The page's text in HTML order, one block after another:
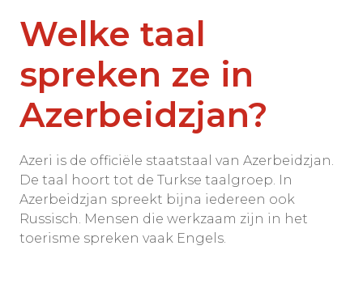
Welke taal
spreken ze in
Azerbeidzjan?
Azeri is de officiële staatstaal van Azerbeidzjan.
De taal hoort tot de Turkse taalgroep. In
Azerbeidzjan spreekt bijna iedereen ook
Russisch. Mensen die werkzaam zijn in het
toerisme spreken vaak Engels.